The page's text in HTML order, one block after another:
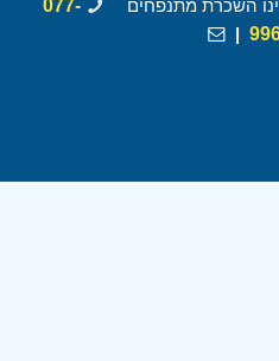
השכרת מתנפחים
077-
|